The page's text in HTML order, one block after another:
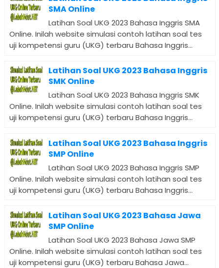
SMA Online
Latihan Soal UKG 2023 Bahasa Inggris SMA
Online. Inilah website simulasi contoh latihan soal tes
uji kompetensi guru (UKG) terbaru Bahasa Inggris...
Latihan Soal UKG 2023 Bahasa Inggris
SMK Online
Latihan Soal UKG 2023 Bahasa Inggris SMK
Online. Inilah website simulasi contoh latihan soal tes
uji kompetensi guru (UKG) terbaru Bahasa Inggris...
Latihan Soal UKG 2023 Bahasa Inggris
SMP Online
Latihan Soal UKG 2023 Bahasa Inggris SMP
Online. Inilah website simulasi contoh latihan soal tes
uji kompetensi guru (UKG) terbaru Bahasa Inggris...
Latihan Soal UKG 2023 Bahasa Jawa
SMP Online
Latihan Soal UKG 2023 Bahasa Jawa SMP
Online. Inilah website simulasi contoh latihan soal tes
uji kompetensi guru (UKG) terbaru Bahasa Jawa...